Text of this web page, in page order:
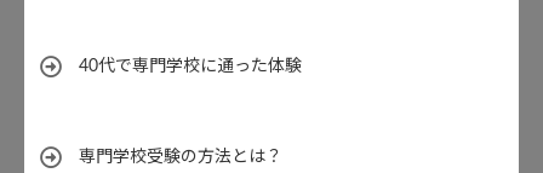
40代で専門学校に通った体験
専門学校受験の方法とは？